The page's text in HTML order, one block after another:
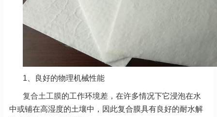
1、良好的物理机械性能
复合土工膜的工作环境差，在许多情况下它浸泡在水
中或铺在高湿度的土壤中，因此复合膜具有良好的耐水解